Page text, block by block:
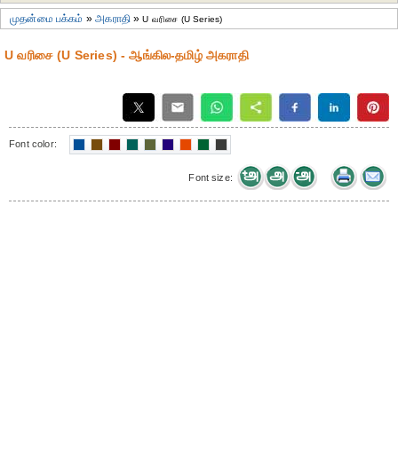
முதன்மை பக்கம் »அகராதி»U வரிசை (U Series)
U வரிசை (U Series) - ஆங்கில-தமிழ் அகராதி
Font color:
Font size: